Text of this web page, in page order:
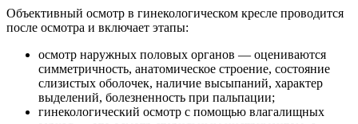
Объективный осмотр в гинекологическом кресле проводится
после осмотра и включает этапы:
осмотр наружных половых органов — оцениваются
симметричность, анатомическое строение, состояние
слизистых оболочек, наличие высыпаний, характер
выделений, болезненность при пальпации;
гинекологический осмотр с помощью влагалищных